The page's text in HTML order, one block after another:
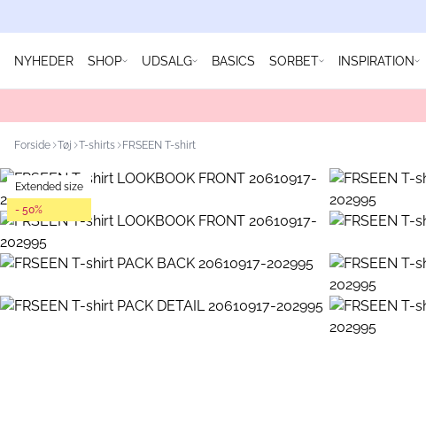
NYHEDER SHOP UDSALG BASICS SORBET INSPIRATION
Forside Tøj T-shirts FRSEEN T-shirt
Extended size
- 50%